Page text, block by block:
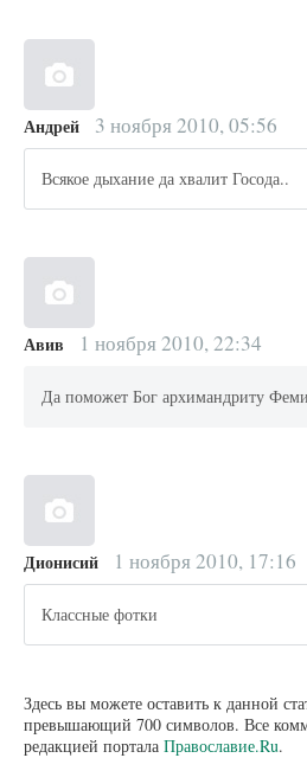
Андрей 3 ноября 2010, 05:56
Всякое дыхание да хвалит Госода..
Авив 1 ноября 2010, 22:34
Да поможет Бог архимандриту
Дионисий 1 ноября 2010, 17:16
Классные фотки
Здесь вы можете оставить к данной
превышающий 700 символов. Все
редакцией портала Православие.Ru.